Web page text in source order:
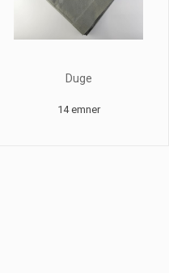
Duge
14 emner